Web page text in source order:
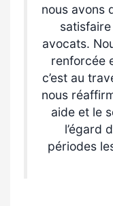
nous avons
avocats.
renforcée
c’est au
nous
aide et le
l’égard
périodes